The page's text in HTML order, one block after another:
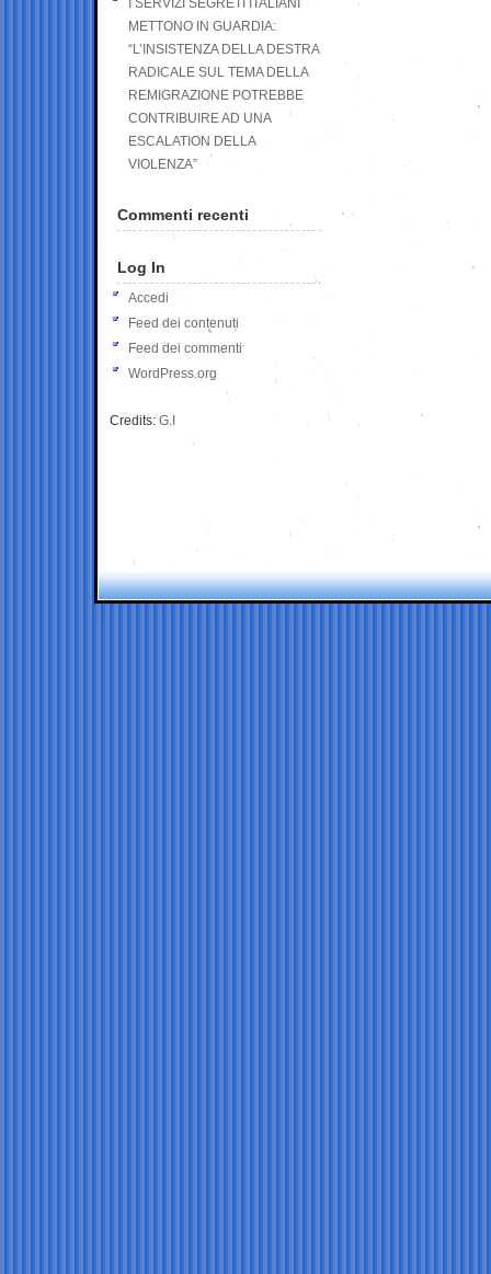
I SERVIZI SEGRETI ITALIANI
METTONO IN GUARDIA:
“L’INSISTENZA DELLA DESTRA
RADICALE SUL TEMA DELLA
REMIGRAZIONE POTREBBE
CONTRIBUIRE AD UNA
ESCALATION DELLA
VIOLENZA”
Commenti recenti
Log In
Accedi
Feed dei contenuti
Feed dei commenti
WordPress.org
Credits: G.I